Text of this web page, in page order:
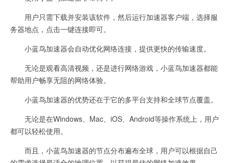
用户只需下载并安装该软件，然后运行加速器客户端，选择服
务器地点，点击一键连接即可。
小蓝鸟加速器会自动优化网络连接，提供更快的传输速度。
无论是观看高清视频，还是进行网络游戏，小蓝鸟加速器都能
帮助用户畅享无阻的网络体验。
小蓝鸟加速器的优势还在于它的多平台支持和全球节点覆盖。
无论是在Windows、Mac、iOS、Android等操作系统上，用户
都可以轻松使用。
而且，小蓝鸟加速器的节点分布遍布全球，用户可以根据自己